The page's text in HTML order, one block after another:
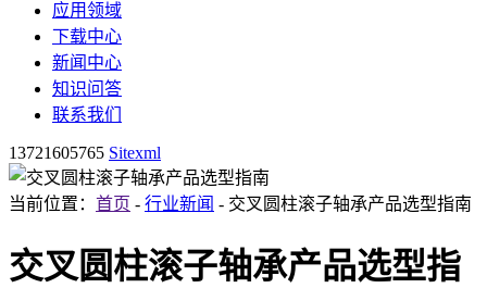
应用领域
下载中心
新闻中心
知识问答
联系我们
13721605765 Sitexml
当前位置： 首页 - 行业新闻 - 交叉圆柱滚子轴承产品选型指南
交叉圆柱滚子轴承产品选型指